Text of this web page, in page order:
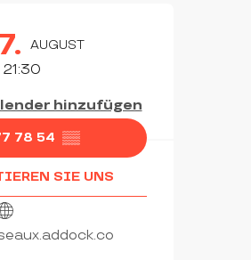
&
AUGUST
21:30
hinzufügen
78 54 ▒▒
SIE UNS